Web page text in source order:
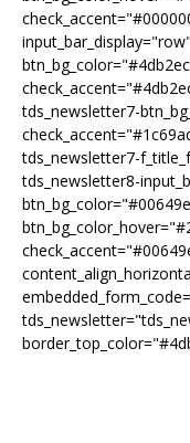
tds_newsletter7-
tds_newsletter7-
tds_newsletter8-